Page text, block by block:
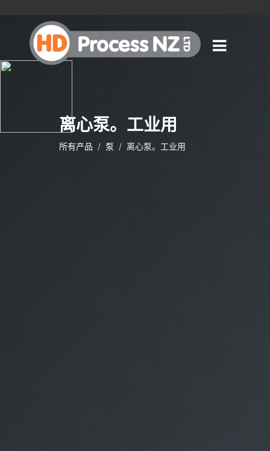
离心泵。工业用
所有产品 泵 离心泵。工业用